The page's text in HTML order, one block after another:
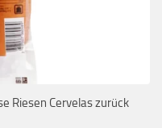
Riesen Cervelas zurück